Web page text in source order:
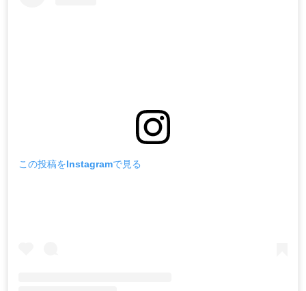
この投稿をInstagramで見る